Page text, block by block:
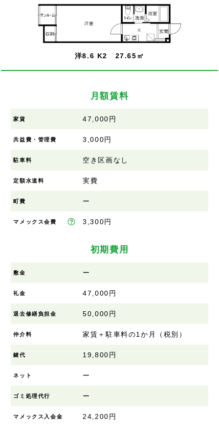
洋8.6 K2 27.65㎡
月額賃料
家賃 47,000円
共益費・管理費 3,000円
駐車料 空き区画なし
定額水道料 実費
町費 ー
マメックス会費 3,300円
初期費用
敷金 ー
礼金 47,000円
退去修繕負担金 50,000円
仲介料 家賃＋駐車料の1か月（税別）
鍵代 19,800円
ネット ー
ゴミ処理代行 ー
マメックス入会金 24,200円